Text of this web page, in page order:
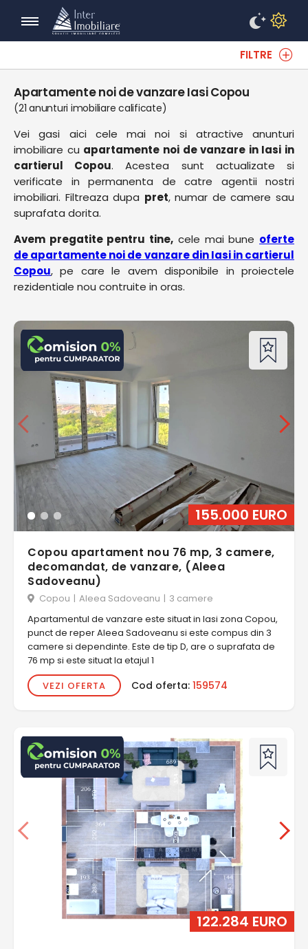
FILTRE
Apartamente noi de vanzare Iasi Copou
(21 anunturi imobiliare calificate)
Vei gasi aici cele mai noi si atractive anunturi
imobiliare cu apartamente noi de vanzare in Iasi in
cartierul Copou. Acestea sunt actualizate si
verificate in permanenta de catre agentii nostri
imobiliari. Filtreaza dupa pret, numar de camere sau
suprafata dorita.
Avem pregatite pentru tine, cele mai bune oferte
de apartamente noi de vanzare din Iasi in cartierul
Copou, pe care le avem disponibile in proiectele
rezidentiale nou contruite in oras.
155.000 EURO
Copou apartament nou 76 mp, 3 camere,
decomandat, de vanzare, (Aleea
Sadoveanu)
Copou | Aleea Sadoveanu | 3 camere
Apartamentul de vanzare este situat in Iasi zona Copou,
punct de reper Aleea Sadoveanu si este compus din 3
camere si dependinte. Este de tip D, are o suprafata de
76 mp si este situat la etajul 1
VEZI OFERTA
Cod oferta: 159574
122.284 EURO